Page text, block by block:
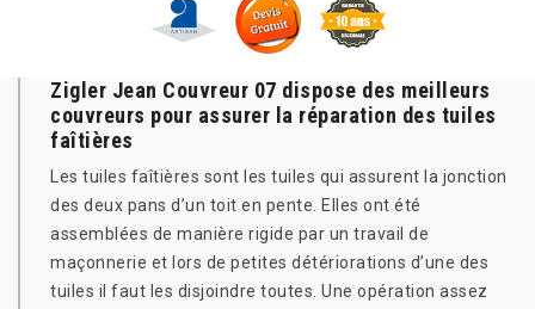
Zigler Jean Couvreur 07 dispose des meilleurs
couvreurs pour assurer la réparation des tuiles
faîtières
Les tuiles faîtières sont les tuiles qui assurent la jonction
des deux pans d’un toit en pente. Elles ont été
assemblées de manière rigide par un travail de
maçonnerie et lors de petites détériorations d’une des
tuiles il faut les disjoindre toutes. Une opération assez